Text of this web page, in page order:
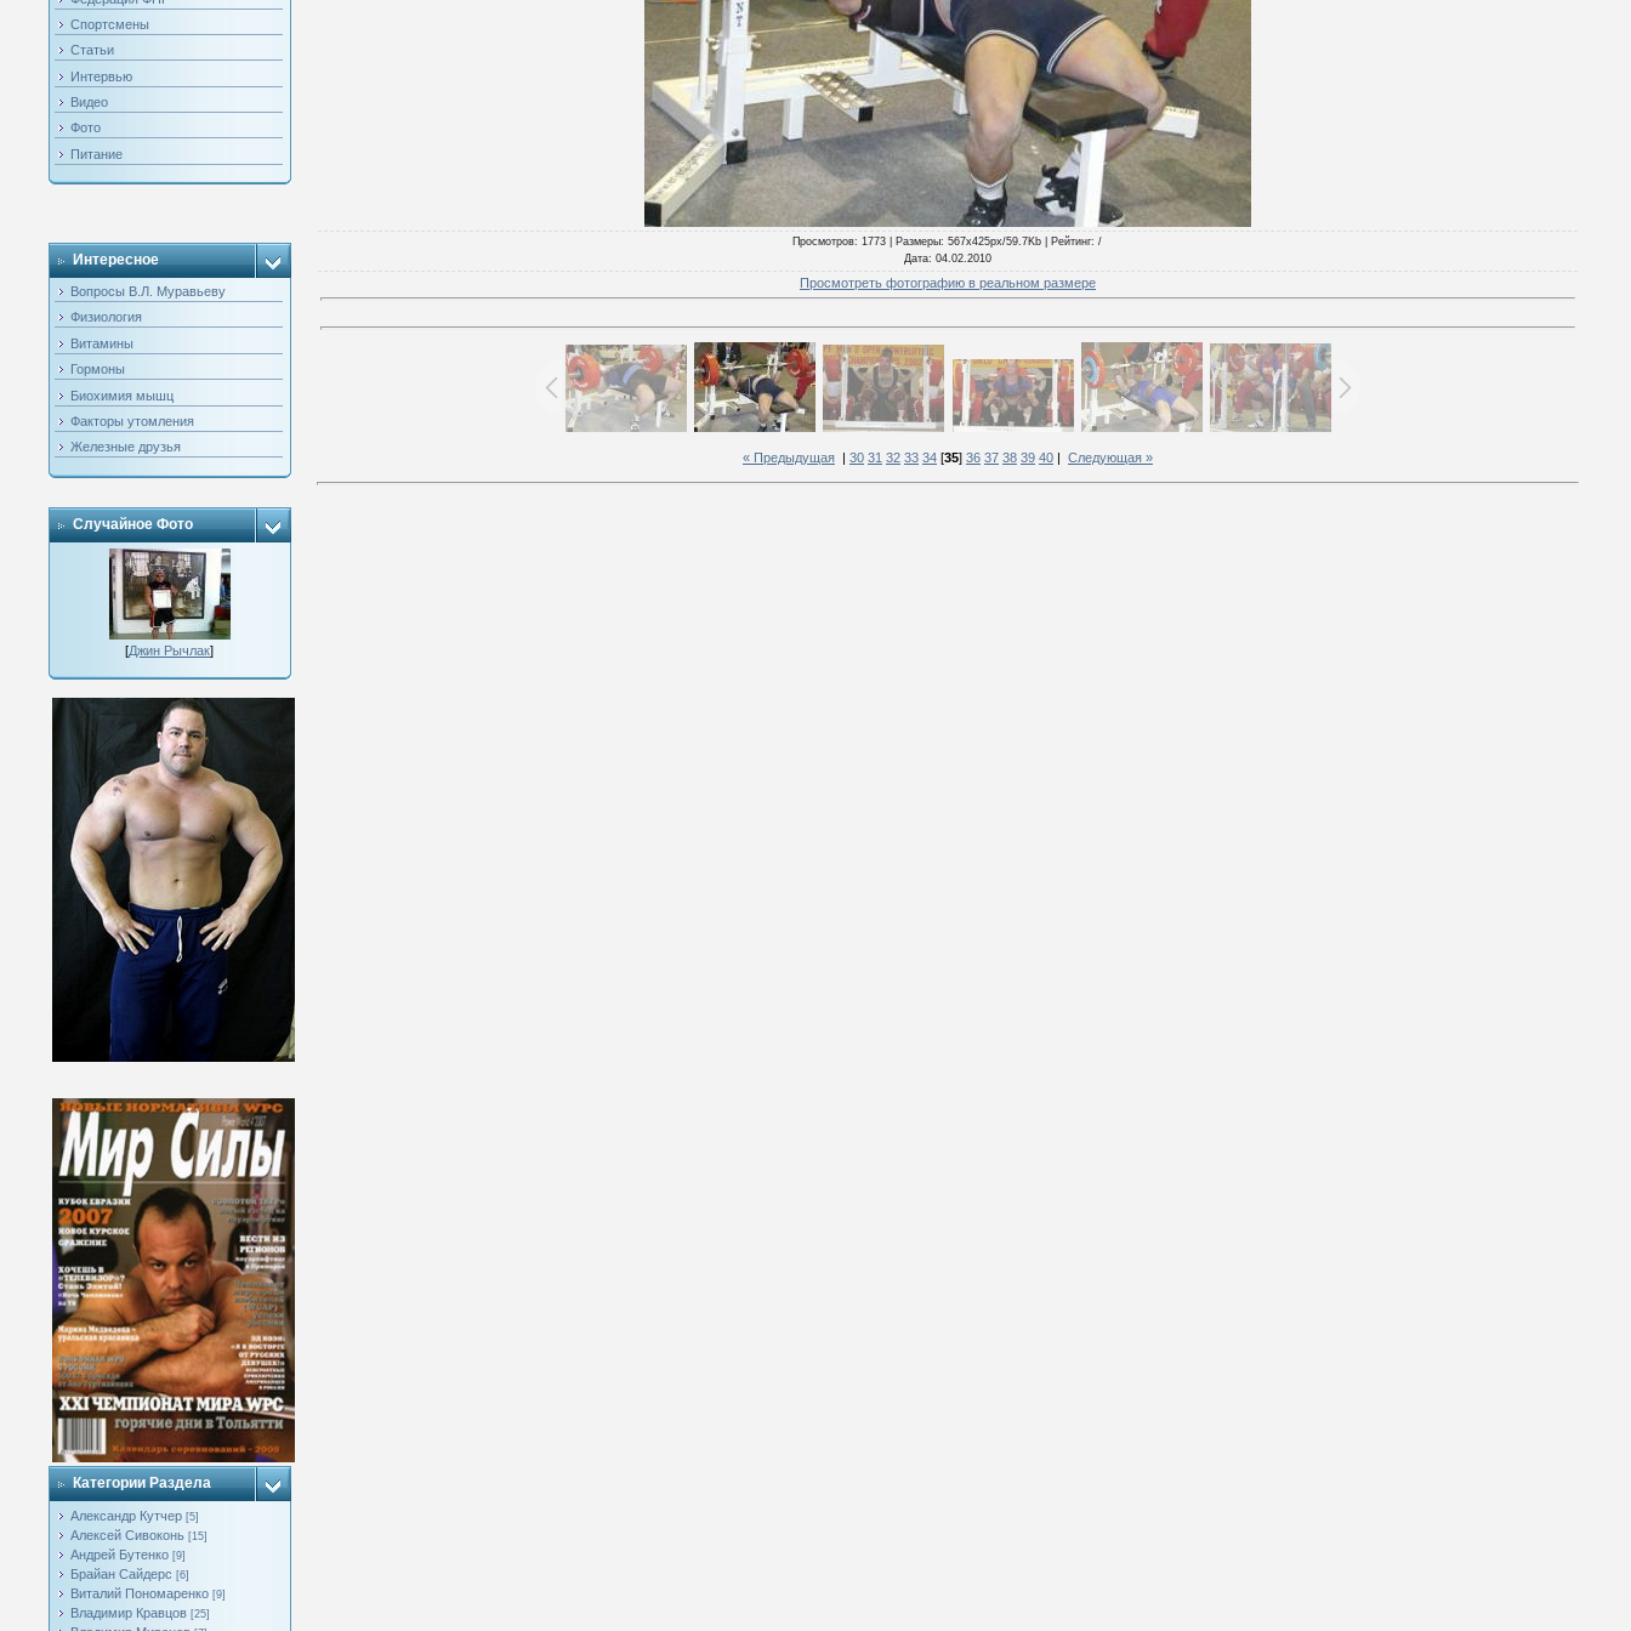
Спортсмены
Статьи
Интервью
Видео
Фото
Питание
Интересное
Вопросы В.Л. Муравьеву
Физиология
Витамины
Гормоны
Биохимия мышц
Факторы утомления
Железные друзья
Случайное Фото
[Джин Рычлак]
Категории Раздела
Александр Кутчер [5]
Алексей Сивоконь [15]
Андрей Бутенко [9]
Брайан Сайдерс [6]
Виталий Пономаренко [9]
Владимир Кравцов [25]
Просмотров: 1773 | Размеры: 567x425px/59.7Kb | Рейтинг: /
Дата: 04.02.2010
Просмотреть фотографию в реальном размере
« Предыдущая| 30 31 32 33 34[35] 36 37 38 39 40| Следующая »